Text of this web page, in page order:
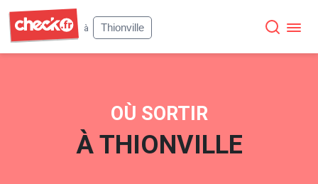
à
Thionville
OÙ SORTIR
ÀTHIONVILLE